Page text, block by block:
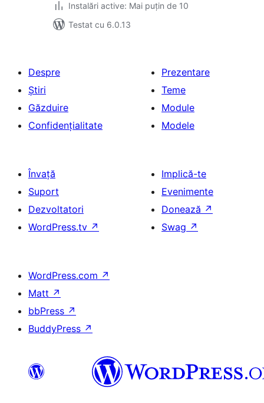
Instalări active: Mai puțin de 10
Testat cu 6.0.13
Despre
Știri
Găzduire
Confidențialitate
Prezentare
Teme
Module
Modele
Învață
Suport
Dezvoltatori
WordPress.tv ↗
Implică-te
Evenimente
Donează ↗
Swag ↗
WordPress.com ↗
Matt ↗
bbPress ↗
BuddyPress ↗